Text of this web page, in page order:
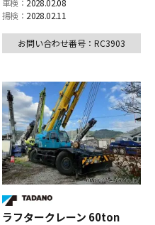
揚検： 2028.02.11
お問い合わせ番号：RC3903
ラフタークレーン 60ton